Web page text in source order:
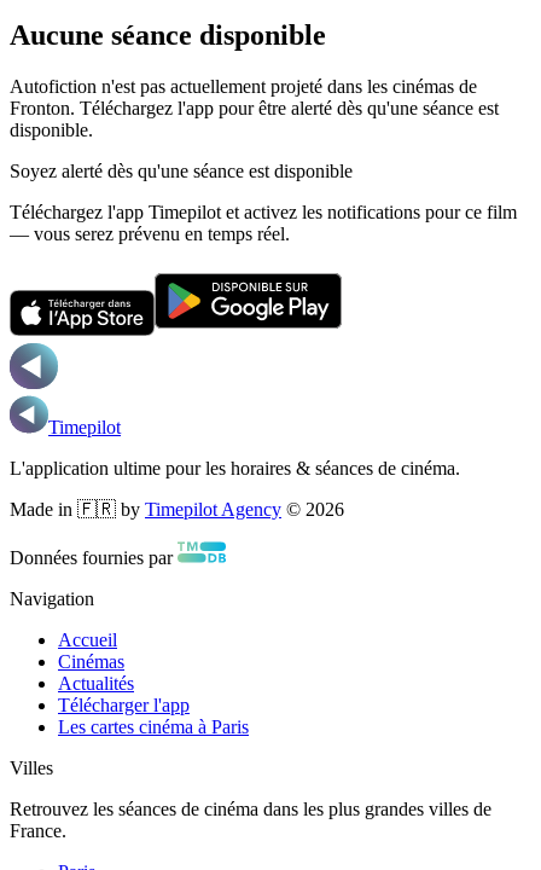
Aucune séance disponible
Autofiction n'est pas actuellement projeté dans les cinémas de
Fronton. Téléchargez l'app pour être alerté dès qu'une séance est
disponible.
Soyez alerté dès qu'une séance est disponible
Téléchargez l'app Timepilot et activez les notifications pour ce film
— vous serez prévenu en temps réel.
Timepilot
L'application ultime pour les horaires & séances de cinéma.
Made in 🇫🇷 by Timepilot Agency © 2026
Données fournies par
Navigation
Accueil
Cinémas
Actualités
Télécharger l'app
Les cartes cinéma à Paris
Villes
Retrouvez les séances de cinéma dans les plus grandes villes de
France.